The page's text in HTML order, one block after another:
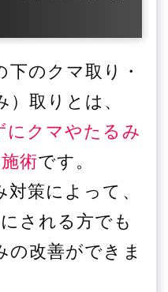
下のクマ取り・
取りとは、
にクマやたるみ
術です。
策によって、
される方でも
の改善ができま